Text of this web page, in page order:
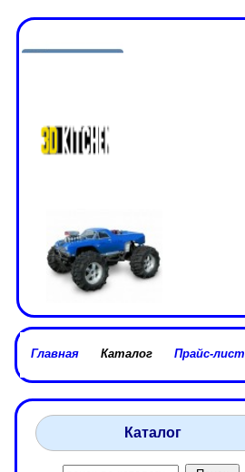
Главная Каталог Прайс-лист
Каталог